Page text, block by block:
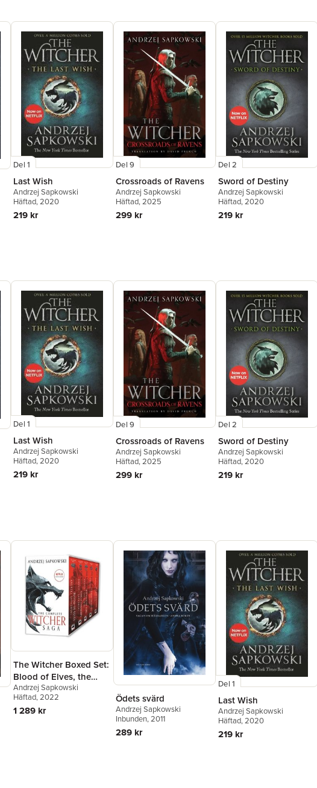
Del 1
Last Wish
Andrzej Sapkowski
Häftad, 2020
219 kr
Del 9
Crossroads of Ravens
Andrzej Sapkowski
Häftad, 2025
299 kr
Del 2
Sword of Destiny
Andrzej Sapkowski
Häftad, 2020
219 kr
Del 1
Last Wish
Andrzej Sapkowski
Häftad, 2020
219 kr
Del 9
Crossroads of Ravens
Andrzej Sapkowski
Häftad, 2025
299 kr
Del 2
Sword of Destiny
Andrzej Sapkowski
Häftad, 2020
219 kr
The Witcher Boxed Set:
Blood of Elves, the
Time of Contempt,
Baptism of Fire, the
Tower of Swallows, the
Andrzej Sapkowski
Häftad, 2022
1 289 kr
Ödets svärd
Andrzej Sapkowski
Inbunden, 2011
289 kr
Del 1
Last Wish
Andrzej Sapkowski
Häftad, 2020
219 kr